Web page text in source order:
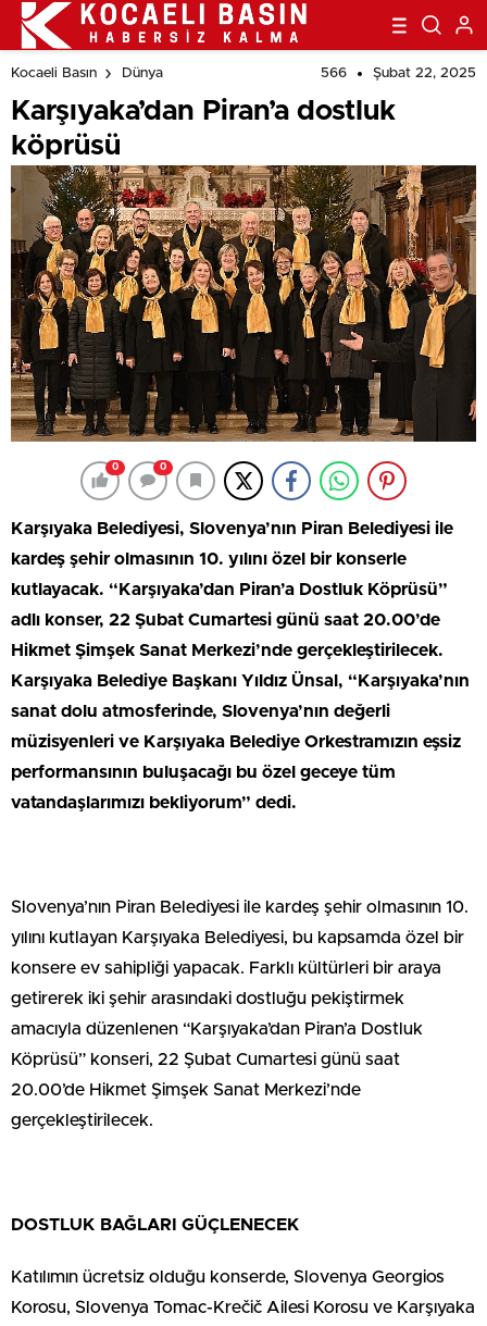
Kocaeli Basın Dünya 566 Şubat 22, 2025
Karşıyaka’dan Piran’a dostluk
köprüsü
0 0
Karşıyaka Belediyesi, Slovenya’nın Piran Belediyesi ile
kardeş şehir olmasının 10. yılını özel bir konserle
kutlayacak. “Karşıyaka’dan Piran’a Dostluk Köprüsü”
adlı konser, 22 Şubat Cumartesi günü saat 20.00’de
Hikmet Şimşek Sanat Merkezi’nde gerçekleştirilecek.
Karşıyaka Belediye Başkanı Yıldız Ünsal, “Karşıyaka’nın
sanat dolu atmosferinde, Slovenya’nın değerli
müzisyenleri ve Karşıyaka Belediye Orkestramızın eşsiz
performansının buluşacağı bu özel geceye tüm
vatandaşlarımızı bekliyorum” dedi.
Slovenya’nın Piran Belediyesi ile kardeş şehir olmasının 10.
yılını kutlayan Karşıyaka Belediyesi, bu kapsamda özel bir
konsere ev sahipliği yapacak. Farklı kültürleri bir araya
getirerek iki şehir arasındaki dostluğu pekiştirmek
amacıyla düzenlenen “Karşıyaka’dan Piran’a Dostluk
Köprüsü” konseri, 22 Şubat Cumartesi günü saat
20.00’de Hikmet Şimşek Sanat Merkezi’nde
gerçekleştirilecek.
DOSTLUK BAĞLARI GÜÇLENECEK
Katılımın ücretsiz olduğu konserde, Slovenya Georgios
Korosu, Slovenya Tomac-Krečič Ailesi Korosu ve Karşıyaka
Sanat Müziği Korosu, Kuyucak’ta konser düzenledi